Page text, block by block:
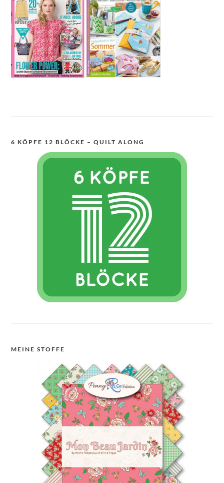
6 KÖPFE 12 BLÖCKE – QUILT ALONG
MEINE STOFFE